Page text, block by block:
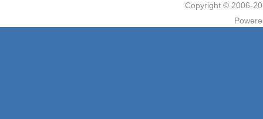
Copyright © 2006-